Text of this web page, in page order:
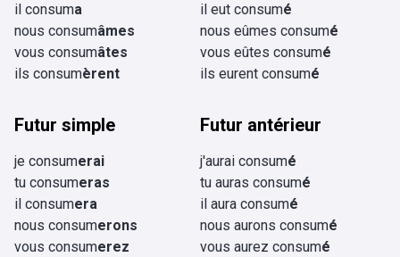
il consuma
nous consumâmes
vous consumâtes
ils consumèrent
il eut consumé
nous eûmes consumé
vous eûtes consumé
ils eurent consumé
Futur simple
je consumerai
tu consumeras
il consumera
nous consumerons
vous consumerez
Futur antérieur
j'aurai consumé
tu auras consumé
il aura consumé
nous aurons consumé
vous aurez consumé